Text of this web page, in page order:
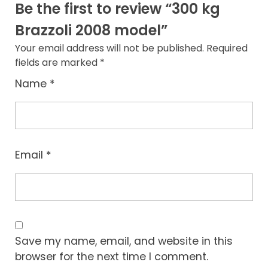
Be the first to review “300 kg
Brazzoli 2008 model”
Your email address will not be published. Required
fields are marked *
Name *
Email *
Save my name, email, and website in this
browser for the next time I comment.